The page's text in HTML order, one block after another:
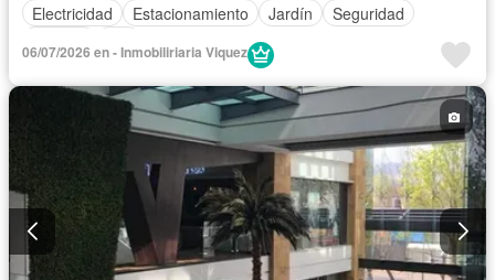
Electricidad
Estacionamiento Jardín
Seguridad
06/07/2026 en - Inmobiliriaria Viquez